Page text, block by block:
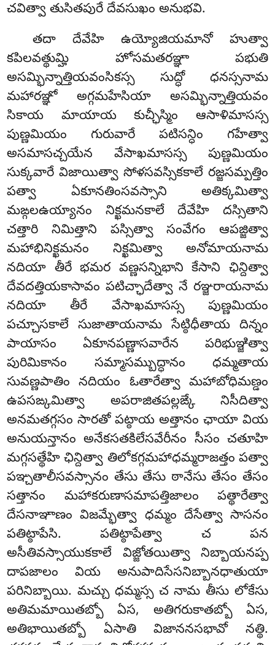
చవిత్వా తుసితపురే దేవసుఖం అనుభవి.
తదా దేవేహి ఉయ్యోజియమానో హుత్వా
కపిలవత్థుమ్హి హోసమతరఞ్ఞా పభుతి
అసమ్భిన్నాత్తియవంసికస్స సుద్ధో ధనస్సనామ
మహారఞ్ఞో అగ్గమహేసియా అసమ్భిన్నాత్తియవం
సికాయ మాయాయ కుచ్ఛీస్మిం ఆసాళిమాసస్స
పుణ్ణమియం గురువారే పటిసన్ధిం గహేత్వా
అసమాసచ్చయేన వేసాఖమాసస్స పుణ్ణమియం
సుక్కవారే విజాయిత్వా సోళసవస్సికకాలే రజ్జసమ్పత్తిం
పత్వా ఏకూనతింసవస్సాని అతిక్కమిత్వా
మఙ్గలఉయ్యానం నిక్ఖమనకాలే దేవేహి దస్సితాని
చత్తారి నిమిత్తాని పస్సిత్వా సంవేగం ఆపజ్జిత్వా
మహాభినిక్ఖమనం నిక్ఖమిత్వా అనోమాయనామ
నదియా తీరే భమర వణ్ణసన్నిభాని కేసాని ఛిన్దిత్వా
దేవదత్తియకాసావం పటిచ్ఛాదేత్వా నే రఞ్జరాయనామ
నదియా తీరే వేసాఖమాసస్స పుణ్ణమియం
పచ్చూసకాలే సుజాతాయనామ సేట్ఠిధీతాయ దిన్నం
పాయాసం ఏకూనపణ్ణాసవారేన పరిభుఞ్జిత్వా
పురిమికానం సమ్మాసమ్బుద్ధానం ధమ్మతాయ
సువణ్ణపాతిం నదియం ఓతారేత్వా మహాబోధిమణ్డం
ఉపసఙ్కమిత్వా అపరాజితపల్లఙ్కే నిసీదిత్వా
అనమతగ్గసం సారతో పట్ఠాయ అత్తానం ఛాయా వియ
అనుయన్తానం అనేకసతకిలేసవేరీనం సీసం చతూహి
మగ్గసత్థేహి ఛిన్దిత్వా తిలోకగ్గమహాధమ్మరాజత్తం పత్వా
పఞ్చతాలీసవస్సానం తేసు తేసు ఠానేసు తేసం తేసం
సత్తానం మహాకరుణాసమాపత్తిజాలం పత్థారేత్వా
దేసనాఞాణం విజమ్భేత్వా ధమ్మం దేసేత్వా సాసనం
పతిట్ఠాపేసి. పతిట్ఠాపేత్వా చ పన
అసీతివస్సాయుకకాలే విజ్జోతయిత్వా నిబ్బాయనప్ప
దాపజాలం వియ అనుపాదిసేసనిబ్బానధాతుయా
పరినిబ్బాయి. మచ్చు ధమ్మస్స చ నామ తీసు లోకేసు
అతిమమాయితబ్బో ఏస, అతిగరుకాతబ్బో ఏస,
అతిభాయితబ్బో ఏసాతి విజాననసభావో నత్థి.